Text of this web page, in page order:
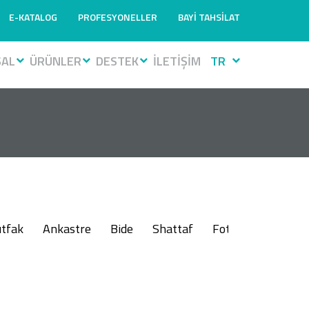
E-KATALOG PROFESYONELLER BAYİ TAHSİLAT
ÜRÜNLER DESTEK İLETİŞİM TR
Ankastre Bide Shattaf Fotoselli